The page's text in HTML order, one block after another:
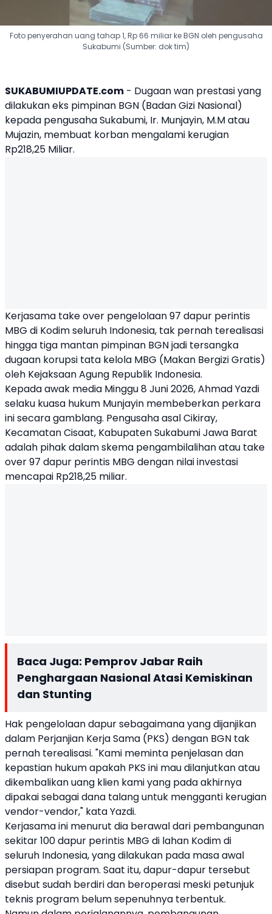
Foto penyerahan uang tahap 1, Rp 66 miliar ke BGN oleh pengusaha
Sukabumi (Sumber: dok tim)
SUKABUMIUPDATE.com - Dugaan wan prestasi yang
dilakukan eks pimpinan BGN (Badan Gizi Nasional)
kepada pengusaha Sukabumi, Ir. Munjayin, M.M atau
Mujazin, membuat korban mengalami kerugian
Rp218,25 Miliar.
Kerjasama take over pengelolaan 97 dapur perintis
MBG di Kodim seluruh Indonesia, tak pernah terealisasi
hingga tiga mantan pimpinan BGN jadi tersangka
dugaan korupsi tata kelola MBG (Makan Bergizi Gratis)
oleh Kejaksaan Agung Republik Indonesia.
Kepada awak media Minggu 8 Juni 2026, Ahmad Yazdi
selaku kuasa hukum Munjayin membeberkan perkara
ini secara gamblang. Pengusaha asal Cikiray,
Kecamatan Cisaat, Kabupaten Sukabumi Jawa Barat
adalah pihak dalam skema pengambilalihan atau take
over 97 dapur perintis MBG dengan nilai investasi
mencapai Rp218,25 miliar.
Baca Juga: Pemprov Jabar Raih
Penghargaan Nasional Atasi Kemiskinan
dan Stunting
Hak pengelolaan dapur sebagaimana yang dijanjikan
dalam Perjanjian Kerja Sama (PKS) dengan BGN tak
pernah terealisasi. "Kami meminta penjelasan dan
kepastian hukum apakah PKS ini mau dilanjutkan atau
dikembalikan uang klien kami yang pada akhirnya
dipakai sebagai dana talang untuk mengganti kerugian
vendor-vendor," kata Yazdi.
Kerjasama ini menurut dia berawal dari pembangunan
sekitar 100 dapur perintis MBG di lahan Kodim di
seluruh Indonesia, yang dilakukan pada masa awal
persiapan program. Saat itu, dapur-dapur tersebut
disebut sudah berdiri dan beroperasi meski petunjuk
teknis program belum sepenuhnya terbentuk.